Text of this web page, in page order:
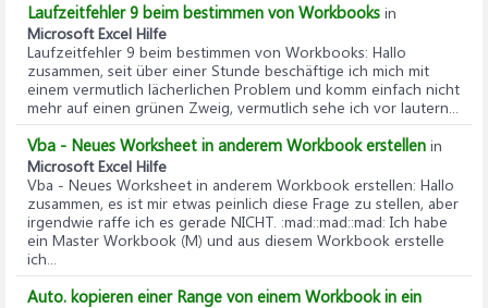
Laufzeitfehler 9 beim bestimmen von Workbooks in
Microsoft Excel Hilfe
Laufzeitfehler 9 beim bestimmen von Workbooks: Hallo
zusammen, seit über einer Stunde beschäftige ich mich mit
einem vermutlich lächerlichen Problem und komm einfach nicht
mehr auf einen grünen Zweig, vermutlich sehe ich vor lautern...
Vba - Neues Worksheet in anderem Workbook erstellen in
Microsoft Excel Hilfe
Vba - Neues Worksheet in anderem Workbook erstellen: Hallo
zusammen, es ist mir etwas peinlich diese Frage zu stellen, aber
irgendwie raffe ich es gerade NICHT. :mad::mad::mad: Ich habe
ein Master Workbook (M) und aus diesem Workbook erstelle
ich...
Auto. kopieren einer Range von einem Workbook in ein